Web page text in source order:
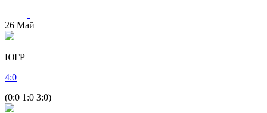
26 Май
ЮГР
4:0
(0:0 1:0 3:0)